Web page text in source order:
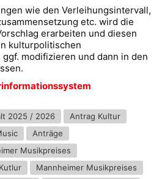
wie den Verleihungsintervall,
etc. wird die
erarbeiten und diesen
kulturpolitischen
modifizieren und dann in den
2025 / 2026
Antrag Kultur
Anträge
Musikpreises
Kutlur
Mannheimer Musikpreises